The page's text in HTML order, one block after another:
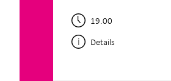
19.00
Details